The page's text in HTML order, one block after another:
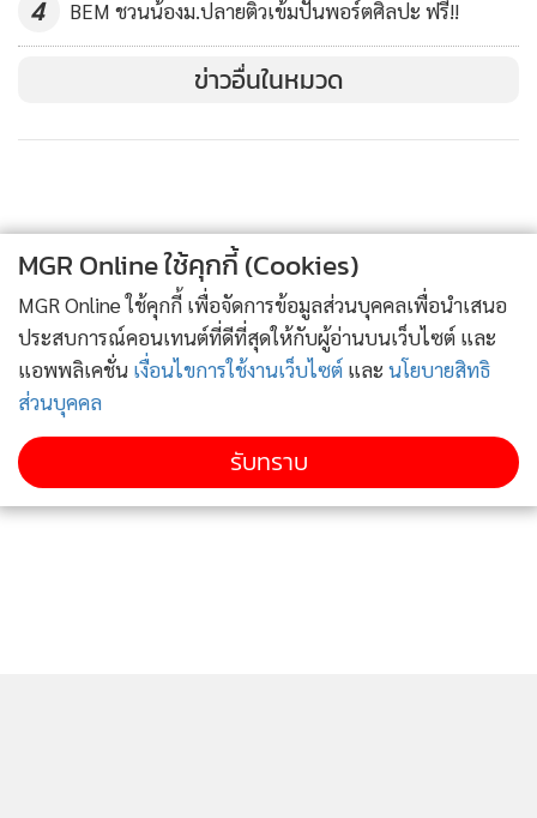
4 BEM ชวนน้องม.ปลายติวเข้มปั้นพอร์ตศิลปะ ฟรี!!
ข่าวอื่นในหมวด
MGR Online ใช้คุกกี้ (Cookies)
MGR Online ใช้คุกกี้ เพื่อจัดการข้อมูลส่วนบุคคลเพื่อนำเสนอ
ประสบการณ์คอนเทนต์ที่ดีที่สุดให้กับผู้อ่านบนเว็บไซต์ และ
แอพพลิเคชั่น เงื่อนไขการใช้งานเว็บไซต์ และ นโยบายสิทธิ
ส่วนบุคคล
รับทราบ